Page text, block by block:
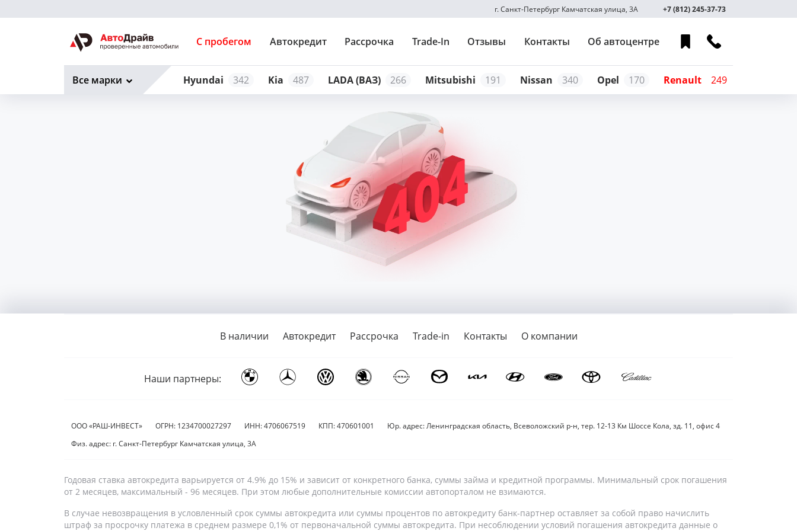
г. Санкт-Петербург Камчатская улица, 3А +7 (812) 245-37-73
С пробегом Автокредит Рассрочка Trade-In Отзывы Контакты Об автоцентре
Hyundai 342 Kia 487 LADA (ВАЗ) 266 Mitsubishi 191 Nissan 340 Opel 170 Renault 249
Все марки
В наличии Автокредит Рассрочка Trade-in Контакты О компании
Наши партнеры:
ООО «РАШ-ИНВЕСТ» ОГРН: 1234700027297 ИНН: 4706067519 КПП: 470601001
Юр. адрес: Ленинградская область, Всеволожский р-н, тер. 12-13 Км Шоссе Кола, зд. 11, офис 4
Физ. адрес: г. Санкт-Петербург Камчатская улица, 3А
Годовая ставка автокредита варьируется от 4.9% до 15% и зависит от конкретного банка, суммы займа и кредитной программы. Минимальный срок погашения
от 2 месяцев, максимальный - 96 месяцев. При этом любые дополнительные комиссии автопорталом не взимаются.
В случае невозвращения в условленный срок суммы автокредита или суммы процентов по автокредиту банк-партнер оставляет за собой право начислить
штраф за просрочку платежа в среднем размере 0,1% от первоначальной суммы автокредита. При несоблюдении условий погашения автокредита данные о